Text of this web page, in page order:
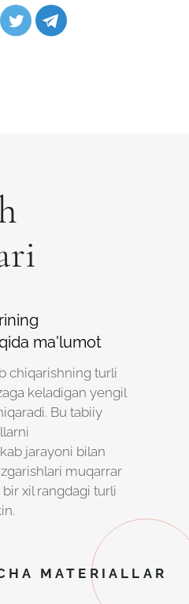
ma'lumot
chiqarishning turli
keladigan yengil
Bu tabiiy
jarayoni bilan
muqarrar
xil rangdagi turli
MATERIALLAR
YUBORISH